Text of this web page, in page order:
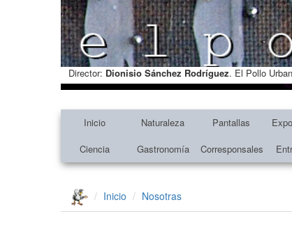
Director: Dionisio Sánchez Rodríguez. El Pollo
Inicio Naturaleza Pantallas
Ciencia
Gastronomía Corresponsales
Inicio Nosotras